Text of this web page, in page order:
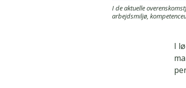
I de aktuelle
arbejdsmiljø,
I